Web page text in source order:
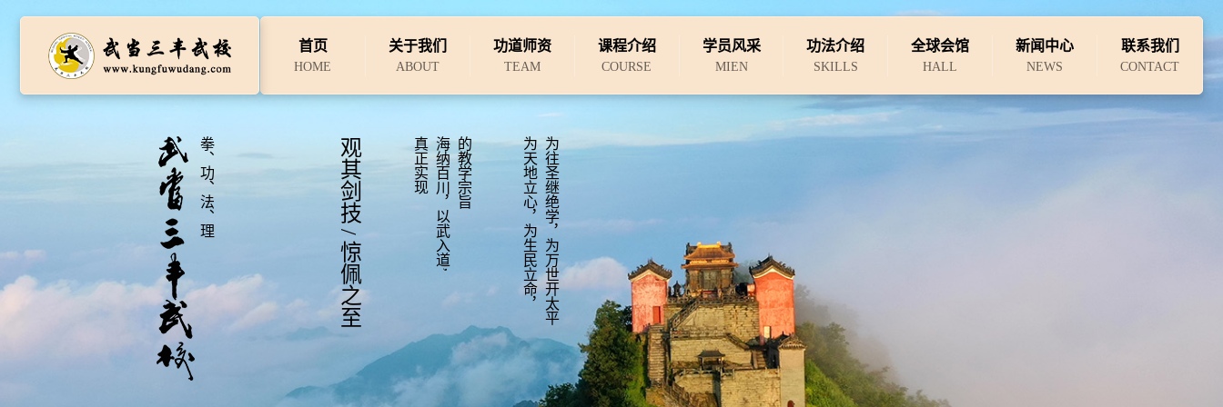
首页
HOME
关于我们
ABOUT
功道师资
TEAM
课程介绍
COURSE
学员风采
MIEN
功法介绍
SKILLS
全球会馆
HALL
新闻中心
NEWS
联系我们
CONTACT
拳、功、法、理 观其剑技 / 惊佩之至 真正实现海纳百川，以武入道’的教学宗旨 为天地立心，为生民立命，为往圣继绝学，为万世开太平